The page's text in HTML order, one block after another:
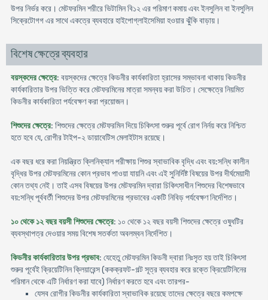
উপর নির্ভর করে। মেটফরমিন শরীরে ভিটামিন বি১২ এর পরিমাণ কমায় এবং ইনসুলিন বা ইনসুলিন
সিক্রেটোগগ এর সাথে একত্রে ব্যবহারে হাইপোগ্লাইসেমিয়া হওয়ার ঝুঁকি বাড়ায়।
বিশেষ ক্ষেত্রে ব্যবহার
বয়স্কদের ক্ষেত্রে: বয়স্কদের ক্ষেত্রে কিডনীর কার্যকারিতা হ্রাসের সম্ভাবনা থাকায় কিডনীর
কার্যকারিতার উপর ভিত্তি করে মেটফরমিনের মাত্রা সমন্বয় করা উচিত। সেক্ষেত্রে নিয়মিত
কিডনীর কার্যকারিতা পর্যবেক্ষণ করা প্রয়োজন।
শিশুদের ক্ষেত্রে: শিশুদের ক্ষেত্রে মেটফরমিন দিয়ে চিকিৎসা শুরুর পূর্বে রোগ নির্নয় করে নিশ্চিত
হতে হবে যে, রোগীর টাইপ-২ ডায়াবেটিস মেলাইটাস রয়েছে।
এক বছর ধরে করা নিয়ন্ত্রিত ক্লিনিক্যাল পরীক্ষায় শিশুর স্বাভাবিক বৃদ্ধি এবং বয়:সন্ধি কালীন
বৃদ্ধির উপর মেটফরমিনের কোন প্রভাব পাওয়া যায়নি এবং এই সুনির্দিষ্ট বিষয়ের উপর দীর্ঘমেয়াদী
কোন তথ্য নেই। তাই এসব বিষয়ের উপর মেটফরমিন দ্বারা চিকিৎসাধীন শিশুদের বিশেষভাবে
বয়:সন্ধি পূর্ববর্তী শিশুদের উপর মেটফরমিনের প্রভাবের একটি নিবিড় পর্যবেক্ষণ নির্দেশিত।
১০ থেকে ১২ বছর বয়সী শিশুদের ক্ষেত্রে: ১০ থেকে ১২ বছর বয়সী শিশুদের ক্ষেত্রে ওষুধটির
ব্যবস্থাপত্র দেওয়ার সময় বিশেষ সতর্কতা অবলম্বন নির্দেশিত।
কিডনীর কার্যকারিতার উপর প্রভাব: যেহেতু মেটফরমিন কিডনী দ্বারা নিঃসৃত হয় তাই চিকিৎসা
শুরুর পূর্বেই ক্রিয়েটিনিন ক্লিয়ারেন্স (ককক্রফট-গল্ট সূত্র ব্যবহার করে রক্তে ক্রিয়েটিনিনের
পরিমান থেকে এটি নির্ধারণ করা যাবে) নির্ধারণ করতে হবে এবং তারপর-
যেসব রোগীর কিডনীর কার্যকারিতা স্বাভাবিক রয়েছে তাদের ক্ষেত্রে বছরে কমপক্ষে